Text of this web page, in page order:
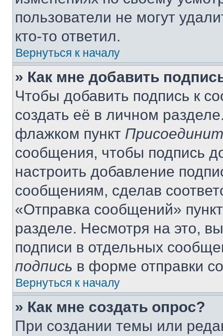
пользователи не могут
кто-то ответил.
Вернуться к началу
» Как мне добавить
Чтобы добавить подпись к
создать её в личном
флажком пункт
сообщения, чтобы подпись
настроить добавление
сообщениям, сделав
«Отправка сообщений»
разделе. Несмотря на это,
подписи в отдельных
подпись в форме отправки
Вернуться к началу
» Как мне создать опрос?
При создании темы или